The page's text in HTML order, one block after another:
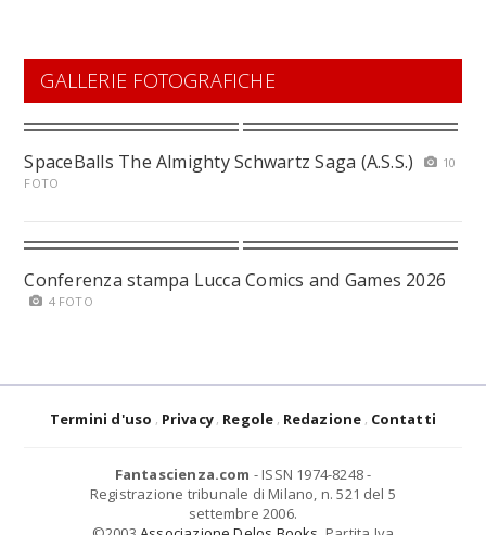
GALLERIE FOTOGRAFICHE
SpaceBalls The Almighty Schwartz Saga (A.S.S.)
10
FOTO
Conferenza stampa Lucca Comics and Games 2026
4 FOTO
Termini d'uso Privacy Regole Redazione Contatti
Fantascienza.com - ISSN 1974-8248 -
Registrazione tribunale di Milano, n. 521 del 5
settembre 2006.